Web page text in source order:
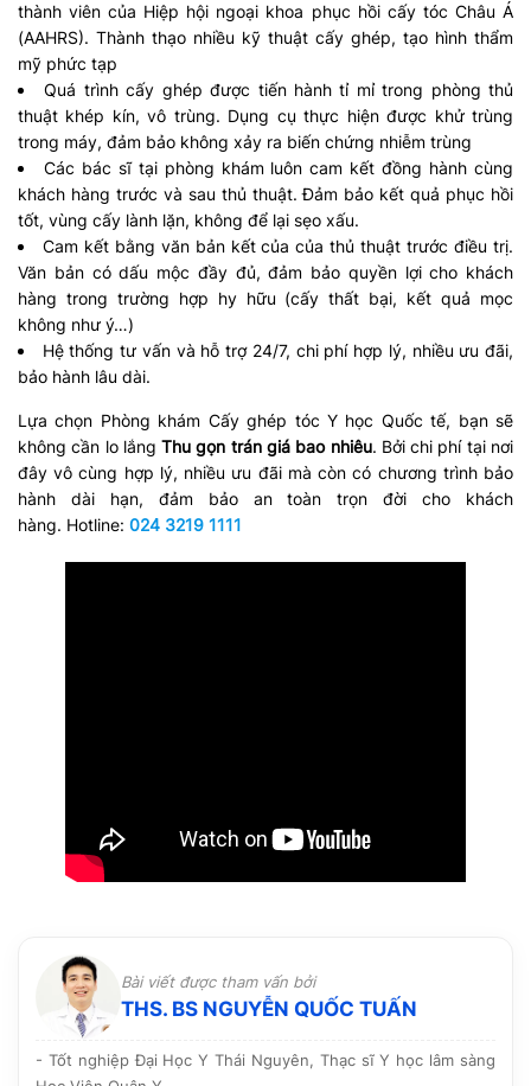
thành viên của Hiệp hội ngoại khoa phục hồi cấy tóc Châu Á
(AAHRS). Thành thạo nhiều kỹ thuật cấy ghép, tạo hình thẩm
mỹ phức tạp
Quá trình cấy ghép được tiến hành tỉ mỉ trong phòng thủ
thuật khép kín, vô trùng. Dụng cụ thực hiện được khử trùng
trong máy, đảm bảo không xảy ra biến chứng nhiễm trùng
Các bác sĩ tại phòng khám luôn cam kết đồng hành cùng
khách hàng trước và sau thủ thuật. Đảm bảo kết quả phục hồi
tốt, vùng cấy lành lặn, không để lại sẹo xấu.
Cam kết bằng văn bản kết của của thủ thuật trước điều trị.
Văn bản có dấu mộc đầy đủ, đảm bảo quyền lợi cho khách
hàng trong trường hợp hy hữu (cấy thất bại, kết quả mọc
không như ý…)
Hệ thống tư vấn và hỗ trợ 24/7, chi phí hợp lý, nhiều ưu đãi,
bảo hành lâu dài.
Lựa chọn Phòng khám Cấy ghép tóc Y học Quốc tế, bạn sẽ
không cần lo lắngThu gọn trán giá bao nhiêu. Bởi chi phí tại nơi
đây vô cùng hợp lý, nhiều ưu đãi mà còn có chương trình bảo
hành dài hạn, đảm bảo an toàn trọn đời cho khách
hàng. Hotline: 024 3219 1111
Bài viết được tham vấn bởi
THS. BS NGUYỄN QUỐC TUẤN
- Tốt nghiệp Đại Học Y Thái Nguyên, Thạc sĩ Y học lâm sàng